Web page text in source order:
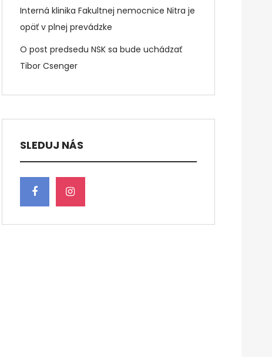
Interná klinika Fakultnej nemocnice Nitra je
opäť v plnej prevádzke
O post predsedu NSK sa bude uchádzať
Tibor Csenger
SLEDUJ NÁS